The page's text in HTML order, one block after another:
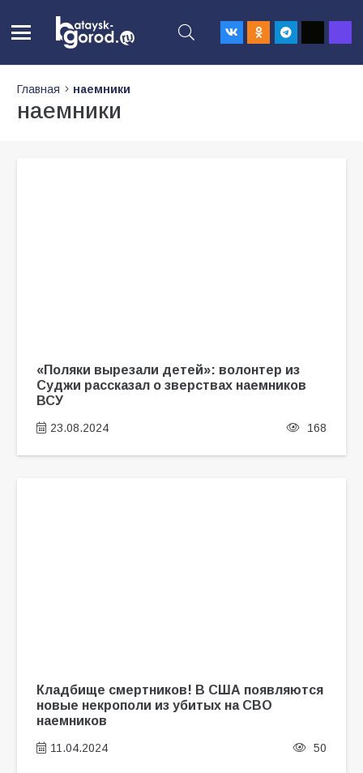
Главная наемники
наемники
«Поляки вырезали детей»: волонтер из
Суджи рассказал о зверствах наемников
ВСУ
23.08.2024 168
Кладбище смертников! В США появляются
новые некрополи из убитых на СВО
наемников
11.04.2024 50